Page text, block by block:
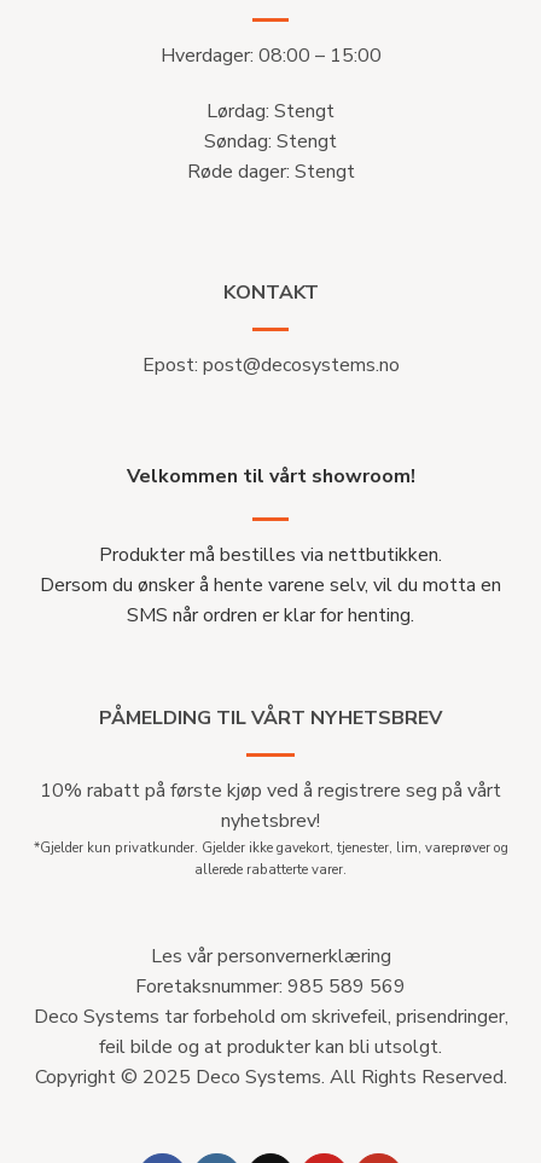
Hverdager: 08:00 – 15:00
Lørdag: Stengt
Søndag: Stengt
Røde dager: Stengt
KONTAKT
Epost: post@decosystems.no
Velkommen til vårt showroom!
Produkter må bestilles via nettbutikken.
Dersom du ønsker å hente varene selv, vil du motta en
SMS når ordren er klar for henting.
PÅMELDING TIL VÅRT NYHETSBREV
10% rabatt på første kjøp ved å registrere seg på vårt
nyhetsbrev!
*Gjelder kun privatkunder. Gjelder ikke gavekort, tjenester, lim, vareprøver og
allerede rabatterte varer.
Les vår personvernerklæring
Foretaksnummer: 985 589 569
Deco Systems tar forbehold om skrivefeil, prisendringer,
feil bilde og at produkter kan bli utsolgt.
Copyright © 2025 Deco Systems. All Rights Reserved.